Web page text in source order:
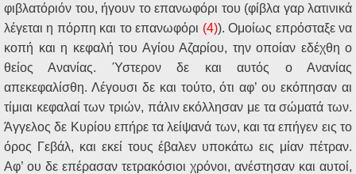
φιβλατόριόν του, ήγουν το επανωφόρι του (φίβλα γαρ λατινικά
λέγεται η πόρπη και το επανωφόρι (4)). Ομοίως επρόσταξε να
κοπή και η κεφαλή του Αγίου Αζαρίου, την οποίαν εδέχθη ο
θείος Ανανίας. Ύστερον δε και αυτός ο Ανανίας
απεκεφαλίσθη. Λέγουσι δε και τούτο, ότι αφ’ ου εκόπησαν αι
τίμιαι κεφαλαί των τριών, πάλιν εκόλλησαν με τα σώματά των.
Άγγελος δε Κυρίου επήρε τα λείψανά των, και τα επήγεν εις το
όρος Γεβάλ, και εκεί τους έβαλεν υποκάτω εις μίαν πέτραν.
Αφ’ ου δε επέρασαν τετρακόσιοι χρόνοι, ανέστησαν και αυτοί,